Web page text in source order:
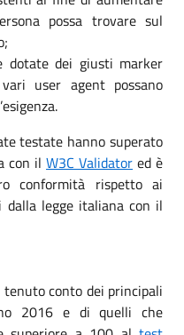
possa trovare sul
dotate dei giusti marker
user agent possano
testate hanno superato
con il W3C Validator ed è
conformità rispetto ai
legge italiana con il
conto dei principali
2016 e di quelli che